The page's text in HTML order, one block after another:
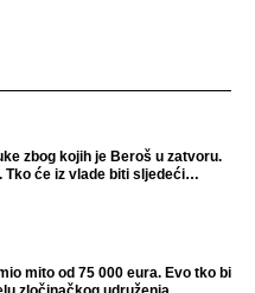
zbog kojih je Beroš u zatvoru.
Tko će iz vlade biti sljedeći
mito od 75 000 eura. Evo tko bi